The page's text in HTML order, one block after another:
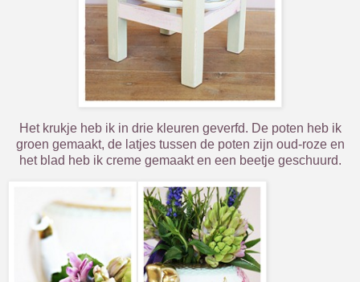
Het krukje heb ik in drie kleuren geverfd. De poten heb ik
groen gemaakt, de latjes tussen de poten zijn oud-roze en
het blad heb ik creme gemaakt en een beetje geschuurd.